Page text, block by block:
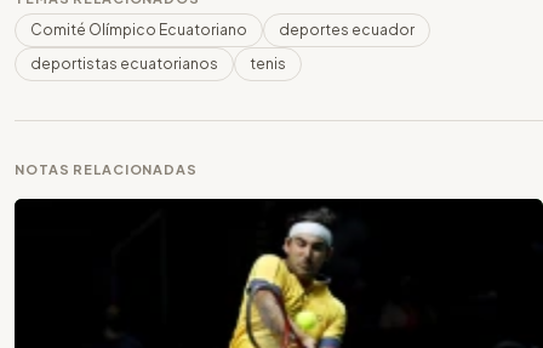
Comité Olímpico Ecuatoriano
deportes ecuador
deportistas ecuatorianos
tenis
NOTAS RELACIONADAS